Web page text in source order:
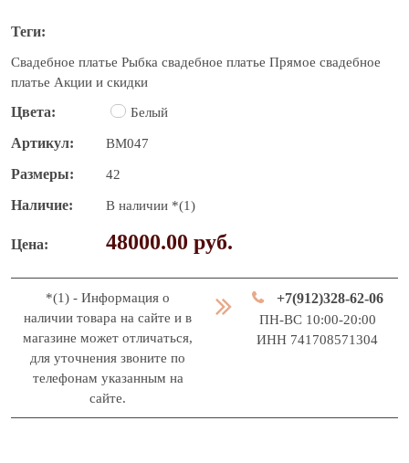
Теги
Свадебное платье Рыбка свадебное платье Прямое свадебное
платье Акции и скидки
Цвета Белый
Артикул BM047
Размеры 42
Наличие В наличии *(1)
Цена 48000.00 руб.
*(1) - Информация о
наличии товара на сайте и в
магазине может отличаться,
для уточнения звоните по
телефонам указанным на
сайте.
+7(912)328-62-06
ПН-ВС 10:00-20:00
ИНН 741708571304